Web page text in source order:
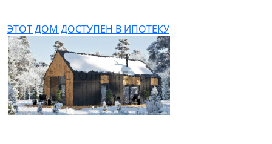
ЭТОТ ДОМ ДОСТУПЕН В ИПОТЕКУ